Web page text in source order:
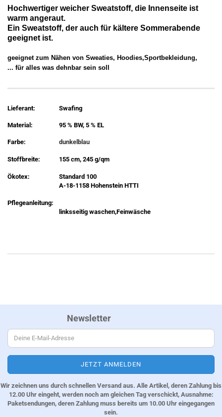
Hochwertiger weicher Sweatstoff, die Innenseite ist
warm angeraut.
Ein Sweatstoff, der auch für kältere Sommerabende
geeignet ist.
geeignet zum Nähen von Sweaties, Hoodies,Sportbekleidung,
... für alles was dehnbar sein soll
Lieferant: Swafing
Material: 95 % BW, 5 % EL
Farbe: dunkelblau
Stoffbreite: 155 cm, 245 g/qm
Ökotex:
Standard 100
A-18-1158 Hohenstein HTTI
Pflegeanleitung:
linksseitig waschen,Feinwäsche
Newsletter
Wir zeichnen uns durch schnellen Versand aus. Alle Artikel, deren Zahlung bis
12.00 Uhr eingeht, werden noch am gleichen Tag verschickt, Ausnahme:
Paketsendungen, deren Zahlung muss bereits um 10.00 Uhr eingegangen
sein.